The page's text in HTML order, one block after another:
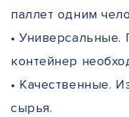
паллет одним
• Универсальные.
контейнер
• Качественные.
сырья.